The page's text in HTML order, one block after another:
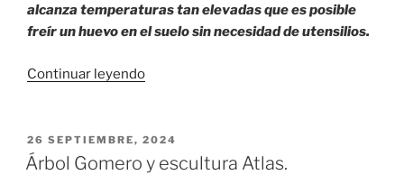
alcanza temperaturas tan elevadas que es posible
freír un huevo en el suelo sin necesidad de utensilios.
Continuar leyendo«Valle
Muerte.
California,
PUBLICADO
EL
26 SEPTIEMBRE, 2024
Árbol Gomero y escultura Atlas.